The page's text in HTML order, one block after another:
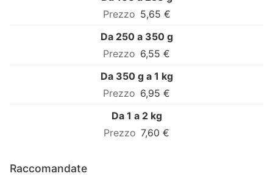
5,65 €
Da 250 a 350 g
6,55 €
Da 350 g a 1 kg
6,95 €
Da 1 a 2 kg
7,60 €
Raccomandate